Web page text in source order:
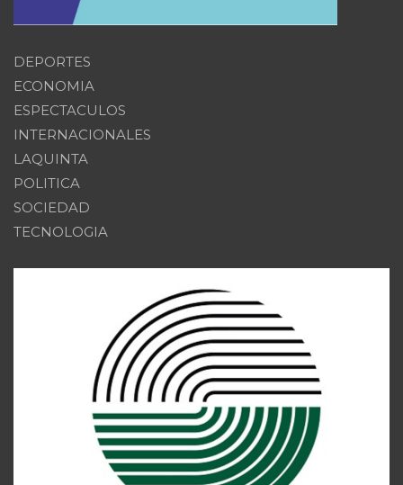
DEPORTES
ECONOMIA
ESPECTACULOS
INTERNACIONALES
LAQUINTA
POLITICA
SOCIEDAD
TECNOLOGIA